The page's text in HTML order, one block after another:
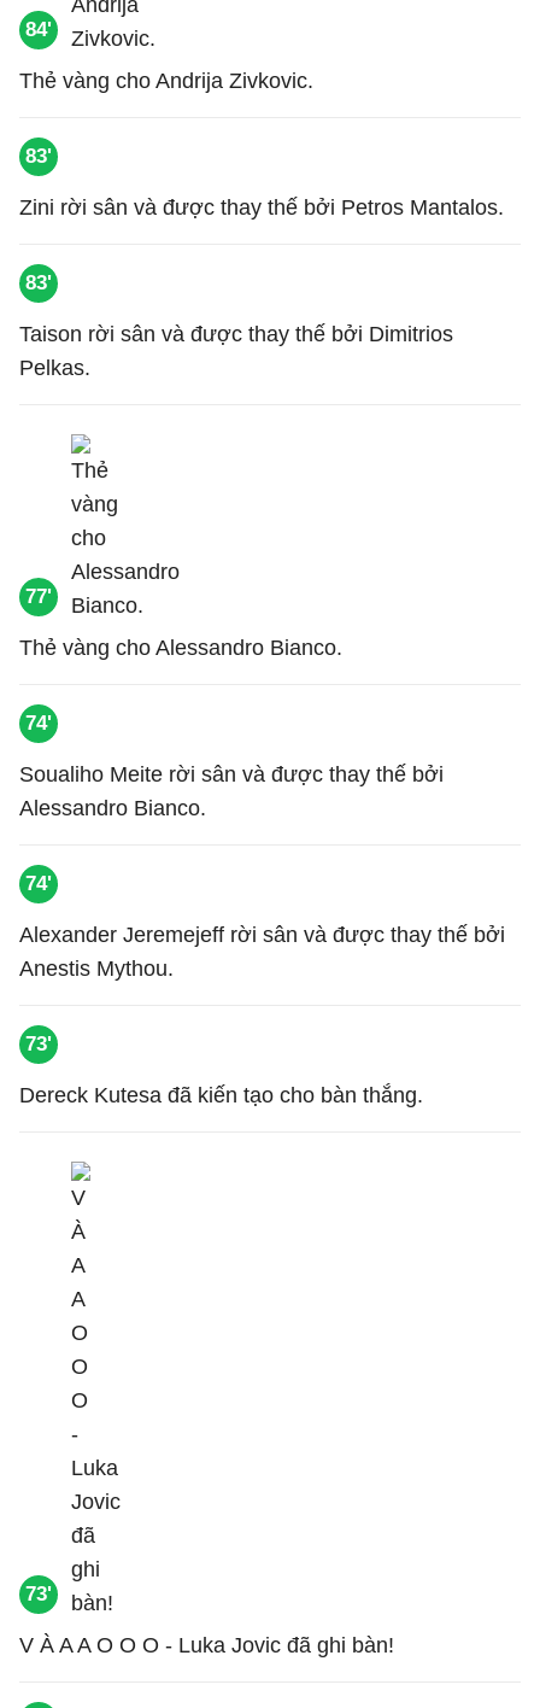
84'
Thẻ vàng cho Andrija Zivkovic.
83'
Zini rời sân và được thay thế bởi Petros Mantalos.
83'
Taison rời sân và được thay thế bởi Dimitrios
Pelkas.
77'
Thẻ vàng cho Alessandro Bianco.
74'
Soualiho Meite rời sân và được thay thế bởi
Alessandro Bianco.
74'
Alexander Jeremejeff rời sân và được thay thế bởi
Anestis Mythou.
73'
Dereck Kutesa đã kiến tạo cho bàn thắng.
73'
V À A A O O O - Luka Jovic đã ghi bàn!